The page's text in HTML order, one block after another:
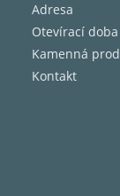
Adresa
Otevírací doba
Kamenná
Kontakt